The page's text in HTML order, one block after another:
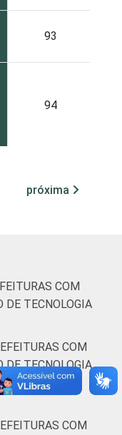
93
94
18
declararam ter
da
entre julho e
próxima
COM
DE TECNOLOGIA
COM
DE TECNOLOGIA
DE
COM